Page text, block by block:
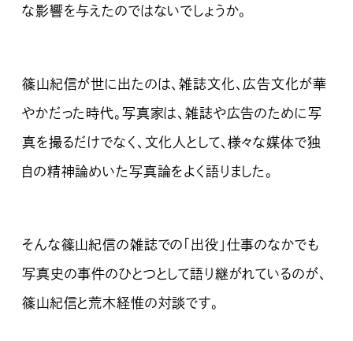
な影響を与えたのではないでしょうか。
篠山紀信が世に出たのは、雑誌文化、広告文化が華
やかだった時代。写真家は、雑誌や広告のために写
真を撮るだけでなく、文化人として、様々な媒体で独
自の精神論めいた写真論をよく語りました。
そんな篠山紀信の雑誌での「出役」仕事のなかでも
写真史の事件のひとつとして語り継がれているのが、
篠山紀信と荒木経惟の対談です。